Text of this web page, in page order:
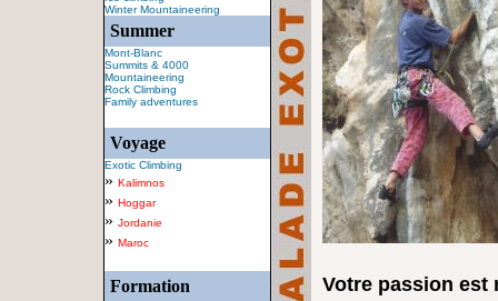
Winter Mountaineering
Summer
Mont-Blanc
Summits & 4000
Mountaineering
Rock Climbing
Family adventures
Voyage
Exotic Climbing
» Kalimnos
» Hoggar
» Jordanie
» Maroc
Formation Votre passion est